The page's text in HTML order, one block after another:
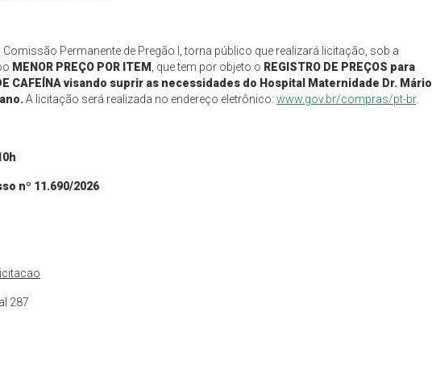
Permanente de Pregão I, torna público que realizará licitação, sob a
MENOR PREÇO POR ITEM , que tem por objeto o REGISTRO DE PREÇOS para
CAFEÍNA visando suprir as necessidades do Hospital Maternidade Dr. Mário
. A licitação será realizada no endereço eletrônico:www.gov.br/compras/pt-br.
nº 11.690/2026
287